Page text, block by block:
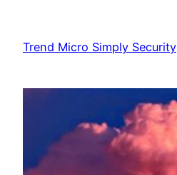
content
Trend Micro Simply Security